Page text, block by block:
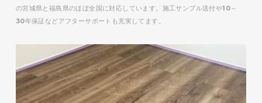
の宮城県と福島県のほぼ全国に対応しています。施工サンプル送付や10～
30年保証などアフターサポートも充実してます。